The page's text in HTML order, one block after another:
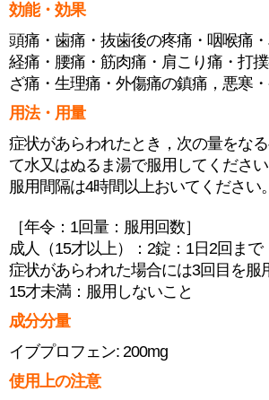
効能・効果
頭痛・歯痛・抜歯後の疼痛・咽喉痛
経痛・腰痛・筋肉痛・肩こり痛・打
ざ痛・生理痛・外傷痛の鎮痛，悪寒
用法・用量
症状があらわれたとき，次の量をな
て水又はぬるま湯で服用してください
服用間隔は4時間以上おいてください。
［年令：1回量：服用回数］
成人（15才以上）：2錠：1日2回ま
症状があらわれた場合には3回目を服
15才未満：服用しないこと
成分分量
イブプロフェン: 200mg
使用上の注意